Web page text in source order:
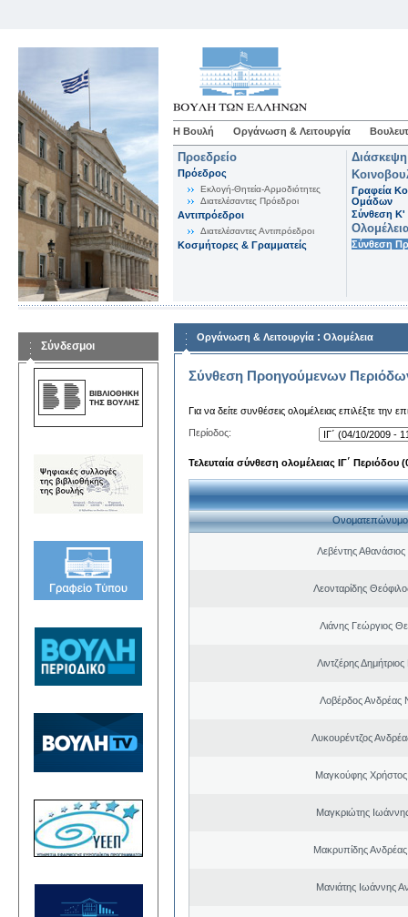
Η Βουλή Οργάνωση & Λειτουργία
Προεδρείο
Πρόεδρος
Εκλογή-Θητεία-Αρμοδιότητες
Διατελέσαντες Πρόεδροι
Αντιπρόεδροι
Διατελέσαντες Αντιπρόεδροι
Κοσμήτορες & Γραμματείς
Γραφεία
Ομάδων
Σύνθεση K'
Σύνθεση
Σύνδεσμοι
Οργάνωση & Λειτουργία : Ολομέλεια
Σύνθεση Προηγούμενων
Για να δείτε συνθέσεις ολομέλειας επιλέξτε την
Περίοδος:
Τελευταία σύνθεση ολομέλειας ΙΓ΄ Περιόδου
Ονοματεπώνυμο
Λεβέντης
Λεονταρίδης
Λιάνης Γεώργιος
Λιντζέρης
Λοβέρδος Ανδρέας
Λυκουρέντζος
Μαγκούφης Χρήστος
Μαγκριώτης
Μακρυπίδης Ανδρέας
Μανιάτης Ιωάννης